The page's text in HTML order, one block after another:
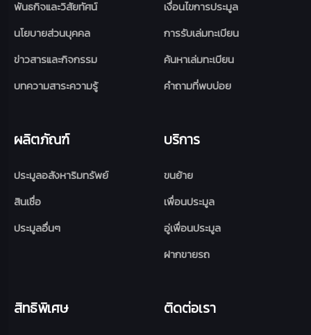
พันธกิจและวิสัยทัศน์
นโยบายส่วนบุคคล
ข่าวสารและกิจกรรม
บทความสาระความรู้
เงื่อนไขการประมูล
การรับเล่มทะเบียน
ค้นหาเล่มทะเบียน
คำถามที่พบบ่อย
ผลิตภัณฑ์
ประมูลอสังหาริมทรัพย์
สินเชื่อ
ประมูลอื่นๆ
บริการ
ขนย้าย
เพื่อนประมูล
อู่เพื่อนประมูล
ฝากขายรถ
สิทธิพิเศษ ติดต่อเรา